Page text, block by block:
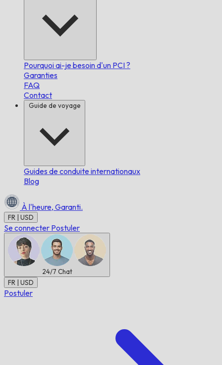
Pourquoi ai-je besoin d'un PCI ?
Garanties
FAQ
Contact
Guide de voyage
Guides de conduite internationaux
Blog
À l'heure, Garanti.
FR | USD
Se connecter Postuler
24/7 Chat
FR | USD
Postuler